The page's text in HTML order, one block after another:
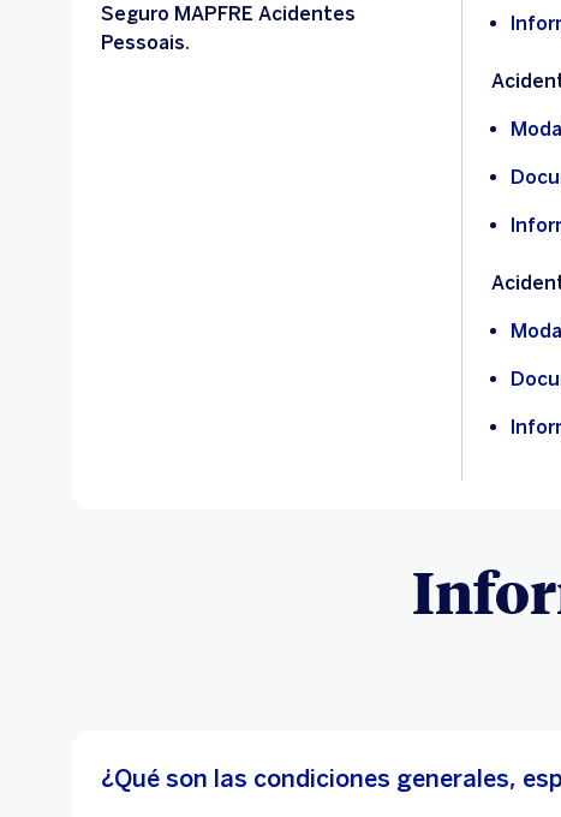
Seguro MAPFRE Acidentes
Pessoais.
¿Qué son las condiciones generales,